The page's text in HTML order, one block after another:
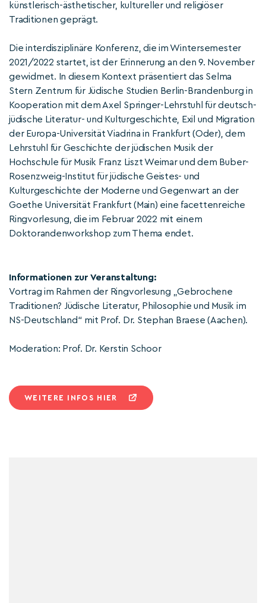
künstlerisch-ästhetischer, kultureller und religiöser
Traditionen geprägt.
Die interdisziplinäre Konferenz, die im Wintersemester
2021/2022 startet, ist der Erinnerung an den 9. November
gewidmet. In diesem Kontext präsentiert das Selma
Stern Zentrum für Jüdische Studien Berlin-Brandenburg in
Kooperation mit dem Axel Springer-Lehrstuhl für deutsch-
jüdische Literatur- und Kulturgeschichte, Exil und Migration
der Europa-Universität Viadrina in Frankfurt (Oder), dem
Lehrstuhl für Geschichte der jüdischen Musik der
Hochschule für Musik Franz Liszt Weimar und dem Buber-
Rosenzweig-Institut für jüdische Geistes- und
Kulturgeschichte der Moderne und Gegenwart an der
Goethe Universität Frankfurt (Main) eine facettenreiche
Ringvorlesung, die im Februar 2022 mit einem
Doktorandenworkshop zum Thema endet.
Informationen zur Veranstaltung:
Vortrag im Rahmen der Ringvorlesung „Gebrochene
Traditionen? Jüdische Literatur, Philosophie und Musik im
NS-Deutschland“ mit Prof. Dr. Stephan Braese (Aachen).
Moderation: Prof. Dr. Kerstin Schoor
WEITERE INFOS HIER